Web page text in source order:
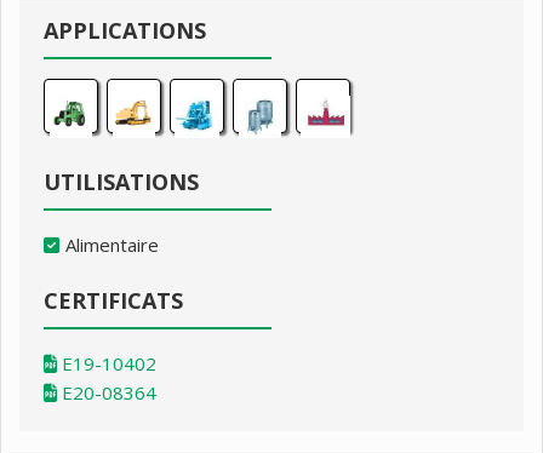
APPLICATIONS
UTILISATIONS
Alimentaire
CERTIFICATS
E19-10402
E20-08364